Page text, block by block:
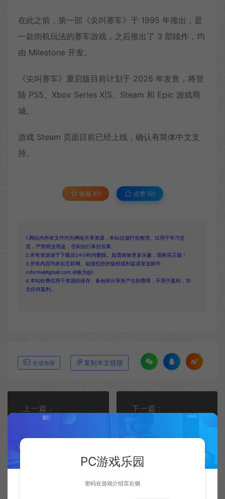
在此之前，第一部《尖叫赛车》于 1995 年推出，是
一款街机玩法的赛车游戏，之后推出了 3 部续作，均
由 Milestone 开发。
《尖叫赛车》重启版目前计划于 2026 年发售，将登
陆 PS5、Xbox Series X|S、Steam 和 Epic 游戏商
城。
游戏 Steam 页面目前已经上线，确认有简体中文支
持。
收藏 (0) 点赞 (0)
1.网站内所有文件均为网络共享资源，本站仅做打包整理。仅用于学习交
流，严禁商业用途，否则自行承担后果。
2.所有资源请于下载后24小时内删除。如需体验更多乐趣，请购买正版！
3.所有内容均来自互联网。如侵犯您的版权或利益请发送邮件：
cvformat#gmail.com (#换为@)
4.本站收费仅用于资源的保存、备份和分享所产生的费用，不用于盈利，亦
无任何盈利。
生成海报 复制本文链接
上一篇：
下一篇：
《最终幻想7：重生》PC配置需求 最低需要2060显卡
PC游戏乐园
密码在游戏介绍页右侧